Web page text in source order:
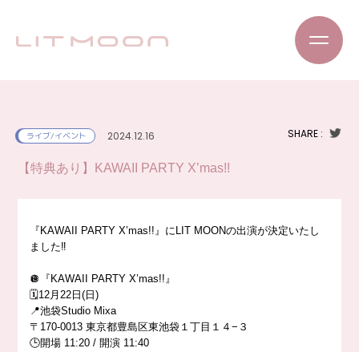
ライブ/イベント 2024.12.16 SHARE :
【特典あり】KAWAII PARTY X’mas!!
『KAWAII PARTY X’mas!!』にLIT MOONの出演が決定いたし
ました‼️
🪩『KAWAII PARTY X’mas!!』
🗓️12月22日(日)
📍池袋Studio Mixa
〒170-0013 東京都豊島区東池袋１丁目１４−３
🕒開場 11:20 / 開演 11:40